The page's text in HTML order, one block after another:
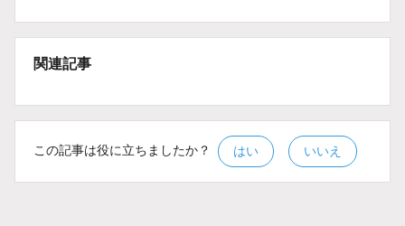
関連記事
この記事は役に立ちましたか？ はい いいえ